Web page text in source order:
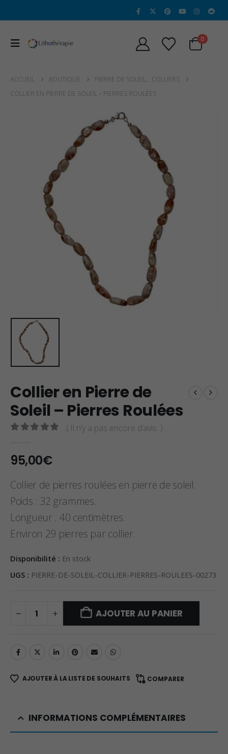
0
ACCUEIL BOUTIQUE PIERRE DE SOLEIL, COLLIERS
COLLIER EN PIERRE DE SOLEIL – PIERRES ROULÉES
Collier en Pierre de
Soleil – Pierres Roulées
( Il n’y a pas encore d’avis. )
95,00€
Collier de pierres roulées en pierre de soleil.
Poids : 32 grammes.
Longueur : 40 centimètres.
Environ 29 pierres par collier.
Disponibilité : En stock
UGS : PIERRE-DE-SOLEIL-COLLIER-PIERRES-ROULEES-00273
AJOUTER AU PANIER
AJOUTER À LA LISTE DE SOUHAITS COMPARER
INFORMATIONS COMPLÉMENTAIRES